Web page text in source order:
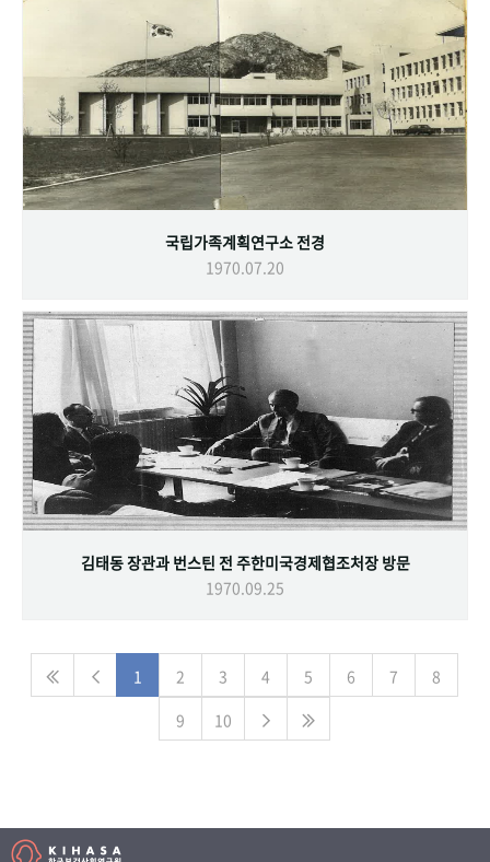
국립가족계획연구소 전경
1970.07.20
김태동 장관과 번스틴 전 주한미국경제협조처장 방문
1970.09.25
1 2 3 4 5 6 7
8
9
10